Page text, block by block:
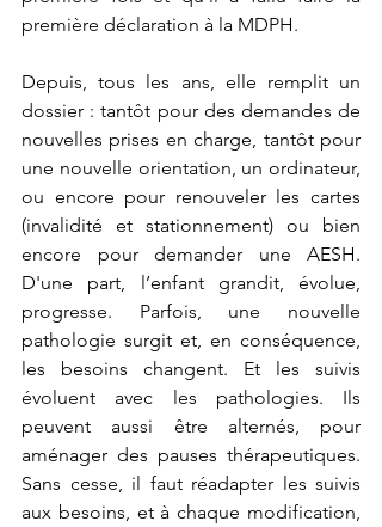
première déclaration à la MDPH.
Depuis, tous les ans, elle remplit un
dossier : tantôt pour des demandes de
nouvelles prises en charge, tantôt pour
une nouvelle orientation, un ordinateur,
ou encore pour renouveler les cartes
(invalidité et stationnement) ou bien
encore pour demander une AESH.
D'une part, l’enfant grandit, évolue,
progresse. Parfois, une nouvelle
pathologie surgit et, en conséquence,
les besoins changent. Et les suivis
évoluent avec les pathologies. Ils
peuvent aussi être alternés, pour
aménager des pauses thérapeutiques.
Sans cesse, il faut réadapter les suivis
aux besoins, et à chaque modification,